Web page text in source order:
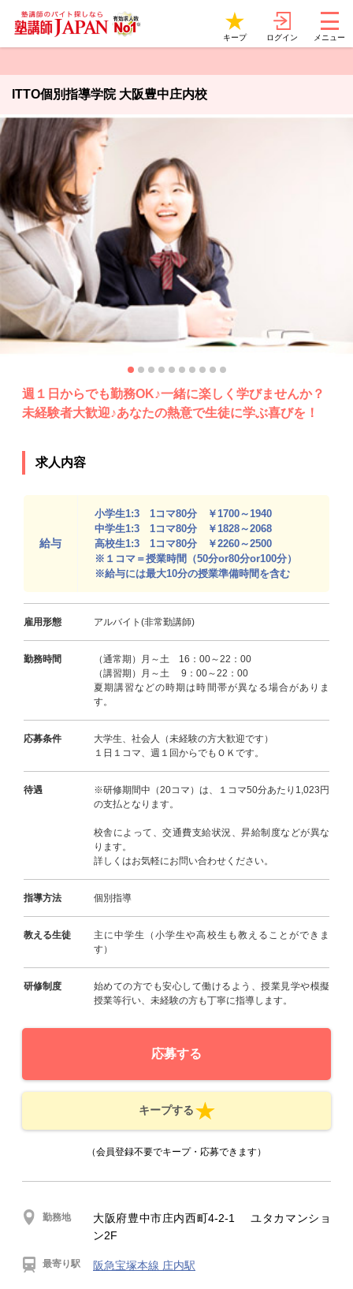
キープ ログイン メニュー
ITTO個別指導学院 大阪豊中庄内校
週１日からでも勤務OK♪一緒に楽しく学びませんか？
未経験者大歓迎♪あなたの熱意で生徒に学ぶ喜びを！
求人内容
給与
小学生1:3 1コマ80分 ￥1700～1940
中学生1:3 1コマ80分 ￥1828～2068
高校生1:3 1コマ80分 ￥2260～2500
※１コマ＝授業時間（50分or80分or100分）
※給与には最大10分の授業準備時間を含む
雇用形態 アルバイト(非常勤講師)
勤務時間
（通常期）月～土 16：00～22：00
（講習期）月～土 9：00～22：00
夏期講習などの時期は時間帯が異なる場合がありま
す。
応募条件
大学生、社会人（未経験の方大歓迎です）
１日１コマ、週１回からでもＯＫです。
待遇
※研修期間中（20コマ）は、１コマ50分あたり1,023円
の支払となります。
校舎によって、交通費支給状況、昇給制度などが異な
ります。
詳しくはお気軽にお問い合わせください。
指導方法 個別指導
教える生徒
主に中学生（小学生や高校生も教えることができま
す）
研修制度
始めての方でも安心して働けるよう、授業見学や模擬
授業等行い、未経験の方も丁寧に指導します。
応募する
キープする
（会員登録不要でキープ・応募できます）
勤務地
大阪府豊中市庄内西町4-2-1 ユタカマンショ
ン2F
最寄り駅 阪急宝塚本線 庄内駅